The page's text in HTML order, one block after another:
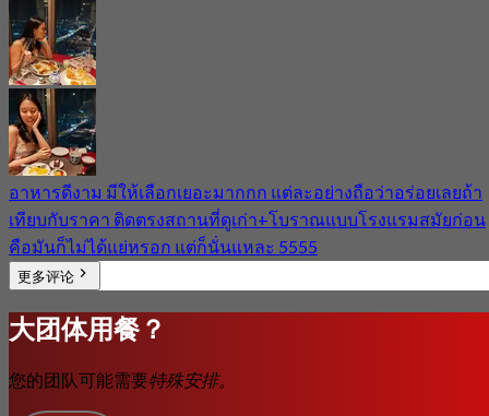
อาหารดีงาม มีให้เลือกเยอะมากกก แต่ละอย่างถือว่าอร่อยเลยถ้า
เทียบกับราคา ติดตรงสถานที่ดูเก่า+โบราณแบบโรงแรมสมัยก่อน
คือมันก็ไม่ได้แย่หรอก แต่ก็นั่นแหละ 5555
更多评论
大团体用餐？
您的团队可能需要特殊安排。